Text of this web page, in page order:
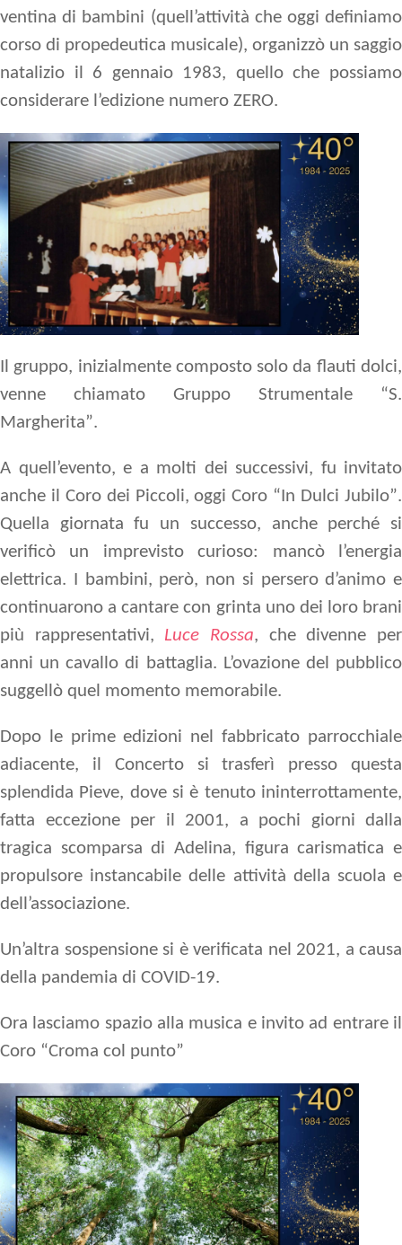
ventina di bambini (quell’attività che oggi definiamo
corso di propedeutica musicale), organizzò un saggio
natalizio il 6 gennaio 1983, quello che possiamo
considerare l’edizione numero ZERO.
Il gruppo, inizialmente composto solo da flauti dolci,
venne chiamato Gruppo Strumentale “S.
Margherita”.
A quell’evento, e a molti dei successivi, fu invitato
anche il Coro dei Piccoli, oggiCoro “In Dulci Jubilo”.
Quella giornata fu un successo, anche perché si
verificò un imprevisto curioso: mancò l’energia
elettrica. I bambini, però, non si persero d’animo e
continuarono a cantare con grinta uno dei loro brani
più rappresentativi, Luce Rossa, che divenne per
anni un cavallo di battaglia. L’ovazione del pubblico
suggellò quel momento memorabile.
Dopo le prime edizioni nel fabbricato parrocchiale
adiacente, il Concerto si trasferì presso questa
splendida Pieve, dove si è tenuto ininterrottamente,
fatta eccezione per il 2001, a pochi giorni dalla
tragica scomparsa di Adelina, figura carismatica e
propulsore instancabile delle attività della scuola e
dell’associazione.
Un’altra sospensione si è verificata nel 2021, a causa
della pandemia di COVID-19.
Ora lasciamo spazio alla musica e invito ad entrare il
Coro “Croma col punto”